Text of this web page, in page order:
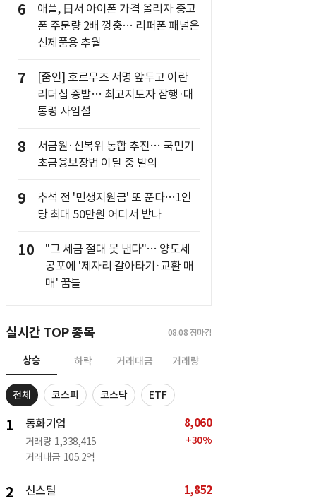
6
애플, 日서 아이폰 가격 올리자 중고
폰 주문량 2배 껑충… 리퍼폰 패널은
신제품용 추월
7
[줌인] 호르무즈 서명 앞두고 이란
리더십 증발… 최고지도자 잠행·대
통령 사임설
8
서금원·신복위 통합 추진… 국민기
초금융보장법 이달 중 발의
9
추석 전 '민생지원금' 또 푼다…1인
당 최대 50만원 어디서 받나
10
"그 세금 절대 못 낸다"… 양도세
공포에 '제자리 갈아타기·교환 매
매' 꿈틀
실시간 TOP 종목 08.08 장마감
상승 하락 거래대금 거래량
전체 코스피 코스닥 ETF
1 동화기업
거래량 1,338,415
거래대금 105.2억
8,060
+30%
2 신스틸 1,852